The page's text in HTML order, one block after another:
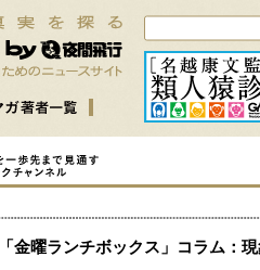
金曜ランチボックス」コラム：